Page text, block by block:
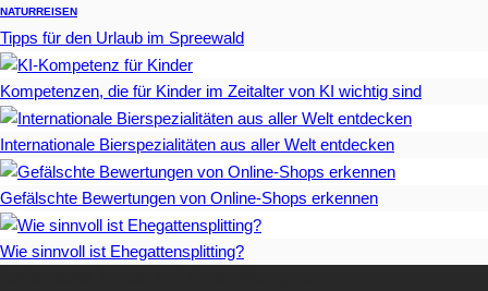
NATURREISEN
Tipps für den Urlaub im Spreewald
Kompetenzen, die für Kinder im Zeitalter von KI wichtig sind
Internationale Bierspezialitäten aus aller Welt entdecken
Gefälschte Bewertungen von Online-Shops erkennen
Wie sinnvoll ist Ehegattensplitting?